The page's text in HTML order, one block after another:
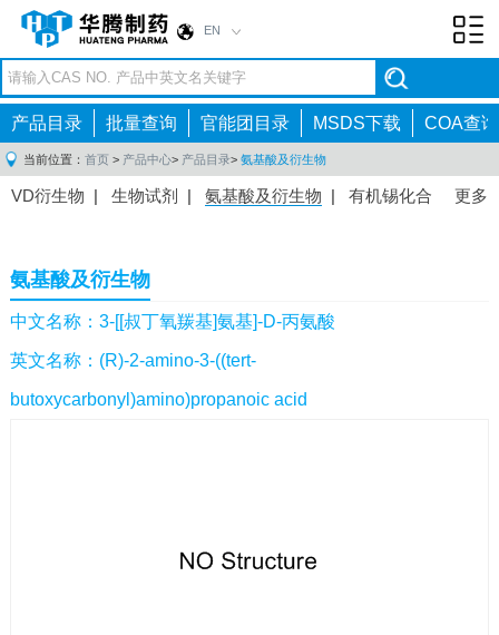
EN
产品目录 批量查询 官能团目录 MSDS下载 COA查询
当前位置： 首页 > 产品中心> 产品目录> 氨基酸及衍生物
更多
VD衍生物 | 生物试剂 | 氨基酸及衍生物 | 有机锡化合
间体|抗高血压药物中间体
感染药物中间体|
体 |抗精神病药物中间体|抗炎药物中间体
药中间体|其他原料药中间体|
氨基酸及衍生物
中文名称：3-[[叔丁氧羰基]氨基]-D-丙氨酸
英文名称：(R)-2-amino-3-((tert-
butoxycarbonyl)amino)propanoic acid